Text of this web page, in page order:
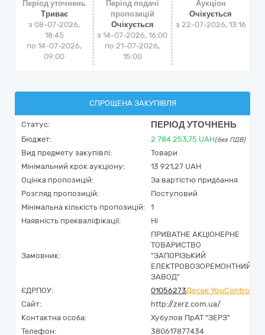
Період уточнень
Триває
з 08-07-2026,
18:45
по 14-07-2026,
09:00
Період подачі
пропозицій
Очікується
з 14-07-2026, 16:00
по 21-07-2026,
15:00
Аукціон
Очікується
з 22-07-2026, 13:16
СПРОЩЕНА ЗАКУПІВЛЯ
Статус: ПЕРІОД УТОЧНЕНЬ
Бюджет: 2 784 253,75 UAH(без ПДВ)
Вид предмету закупівлі:
Товари
Мінімальний крок аукціону:
13 921,27 UAH
Оцінка пропозицій:
За вартістю придбання
Розгляд пропозицій:
Поступовий
Мінімальна кількість пропозицій:
1
Наявність прекваліфікації:
Ні
Замовник:
ПРИВАТНЕ АКЦІОНЕРНЕ
ТОВАРИСТВО
"ЗАПОРІЗЬКИЙ
ЕЛЕКТРОВОЗОРЕМОНТНИЙ
ЗАВОД"
ЄДРПОУ:
01056273Досьє YouControl
Сайт:
http://zerz.com.ua/
Контактна особа:
Хубулов ПрАТ "ЗЕРЗ"
Телефон:
380617877434